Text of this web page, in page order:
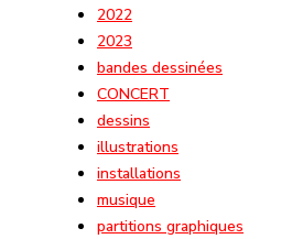
2022
2023
bandes dessinées
CONCERT
dessins
illustrations
installations
musique
partitions graphiques